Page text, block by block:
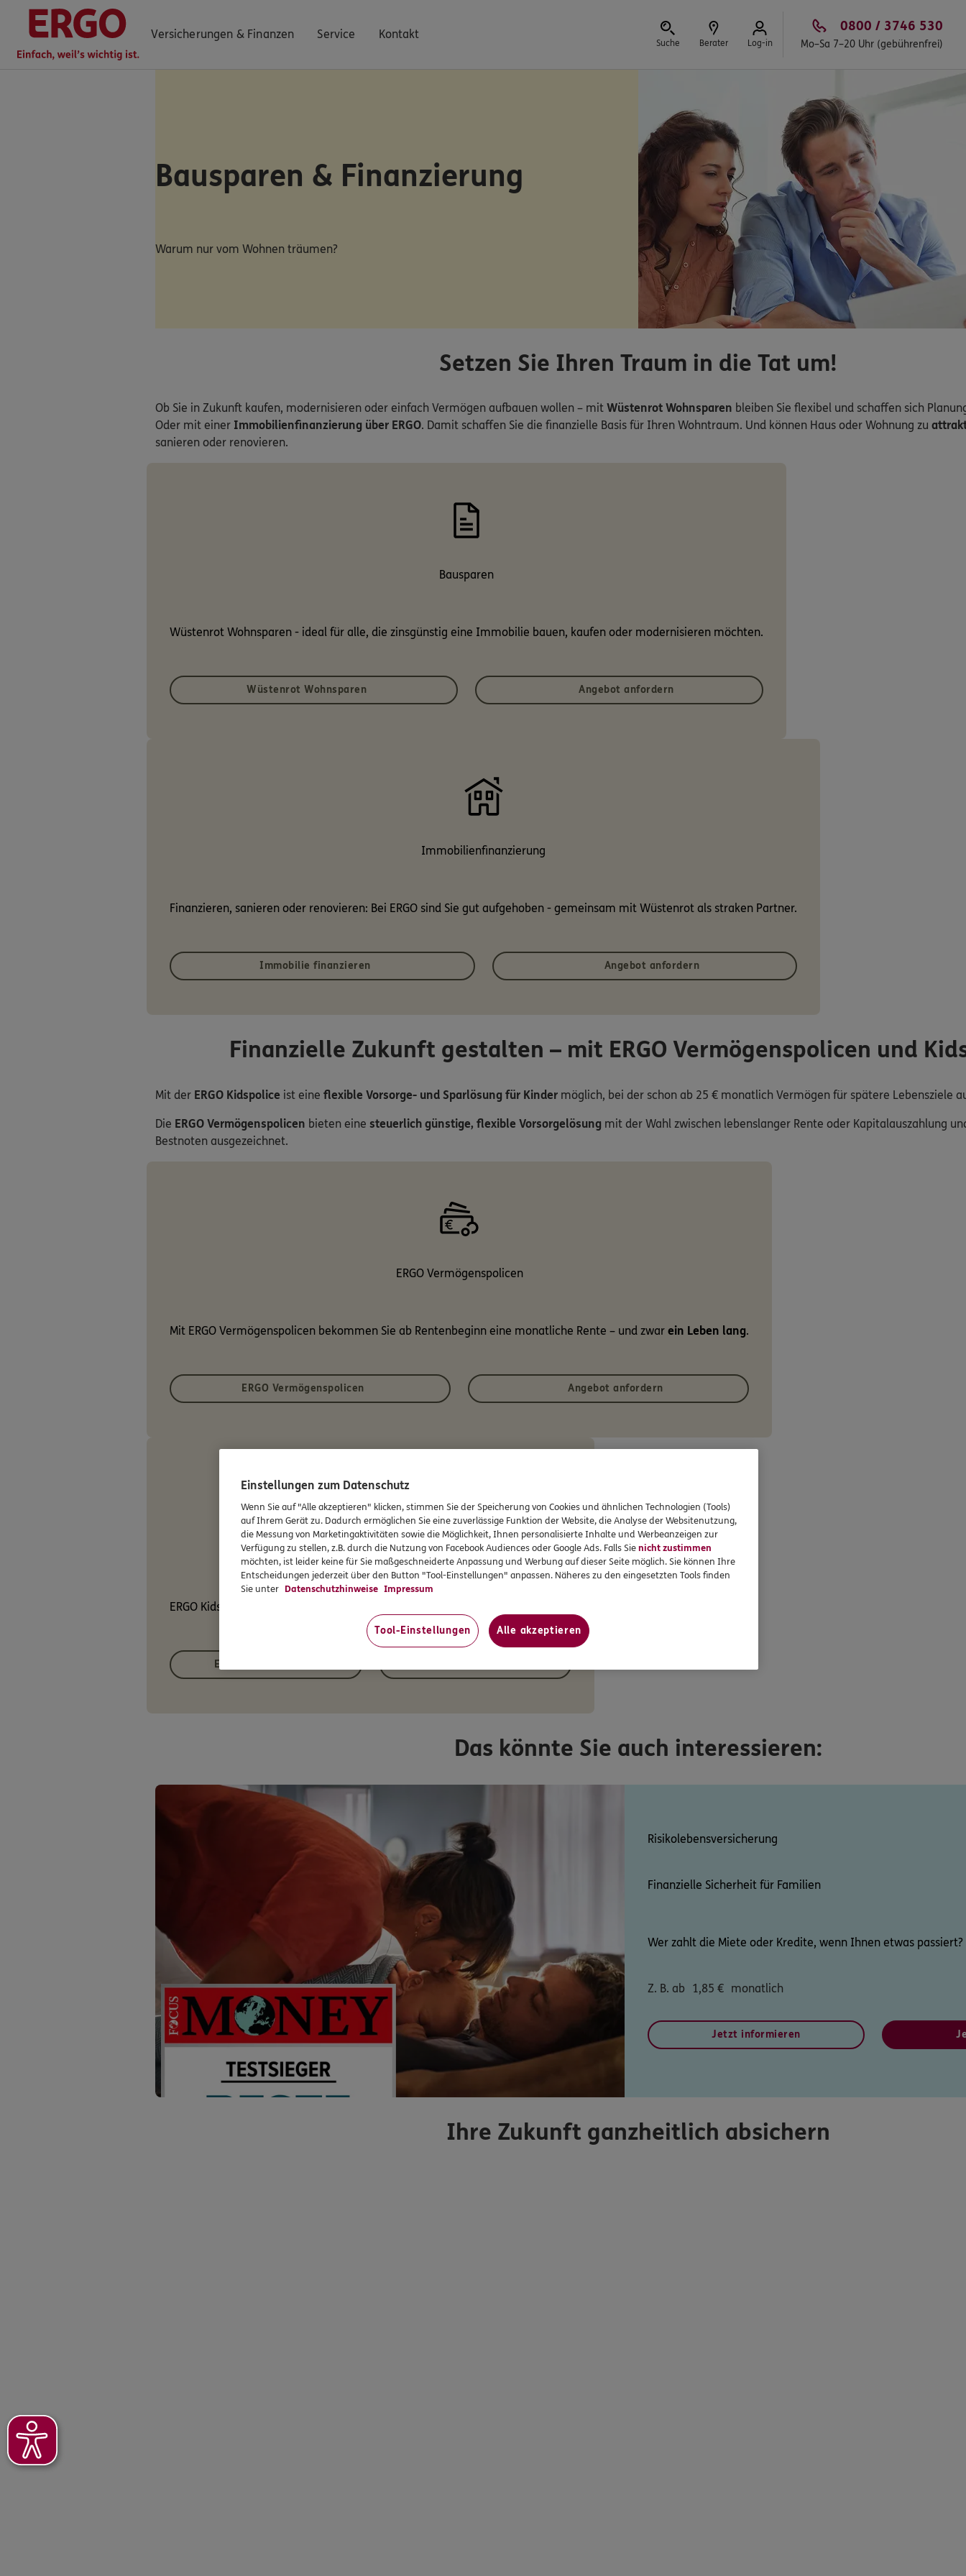
Versicherungen & Finanzen Service Kontakt
Suche Berater Log-in
0800 / 3746 530
Mo–Sa 7–20 Uhr (gebührenfrei)
ERGO Berater findenBausparen & Finanzierung
Warum nur vom Wohnen träumen?
Setzen Sie Ihren Traum in die Tat um!
Ob Sie in Zukunft kaufen, modernisieren oder einfach Vermögen aufbauen wollen – mit Wüstenrot Wohnsparen bleiben Sie flexibel und schaffen sich
Oder mit einer Immobilienfinanzierung über ERGO. Damit schaffen Sie die finanzielle Basis für Ihren Wohntraum. Und können Haus oder Wohnung zu
sanieren oder renovieren.
Bausparen
Wüstenrot Wohnsparen - ideal für alle, die zinsgünstig eine Immobilie bauen, kaufen oder modernisieren möchten.
Wüstenrot Wohnsparen Angebot anfordern
Immobilienfinanzierung
Finanzieren, sanieren oder renovieren: Bei ERGO sind Sie gut aufgehoben - gemeinsam mit Wüstenrot als straken Partner.
Immobilie finanzieren Angebot anfordern
Finanzielle Zukunft gestalten – mit ERGO Vermögenspolicen und
Mit der ERGO Kidspolice ist eine flexible Vorsorge- und Sparlösung für Kinder möglich, bei der schon ab 25 € monatlich Vermögen für spätere Lebensziele
Die ERGO Vermögenspolicen bieten eine steuerlich günstige, flexible Vorsorgelösung mit der Wahl zwischen lebenslanger Rente oder Kapitalauszahlung
Bestnoten ausgezeichnet.
ERGO Vermögenspolicen
Mit ERGO Vermögenspolicen bekommen Sie ab Rentenbeginn eine monatliche Rente – und zwar ein Leben lang.
ERGO Vermögenspolicen Angebot anfordern
ERGO Kidspolicen
ERGO Kidspolicen bieten finanzielle Vorsorge und Vermögensbildung fürs Kind.
ERGO Kidspolicen
Das könnte Sie auch interessieren:
Risikolebensversicherung
Finanzielle Sicherheit für Familien
Wer zahlt die Miete oder Kredite, wenn Ihnen etwas
Z. B. ab 1,85 € monatlich
Jetzt informieren
Ihre Zukunft ganzheitlich absichern
Einstellungen zum Datenschutz
Wenn Sie auf "Alle akzeptieren" klicken, stimmen Sie der Speicherung von Cookies und ähnlichen Technologien (Tools)
auf Ihrem Gerät zu. Dadurch ermöglichen Sie eine zuverlässige Funktion der Website, die Analyse der Websitenutzung,
die Messung von Marketingaktivitäten sowie die Möglichkeit, Ihnen personalisierte Inhalte und Werbeanzeigen zur
Verfügung zu stellen, z.B. durch die Nutzung von Facebook Audiences oder Google Ads. Falls Sienicht zustimmen
möchten, ist leider keine für Sie maßgeschneiderte Anpassung und Werbung auf dieser Seite möglich. Sie können Ihre
Entscheidungen jederzeit über den Button "Tool-Einstellungen" anpassen. Näheres zu den eingesetzten Tools finden
Sie unter Datenschutzhinweise Impressum
Tool-Einstellungen Alle akzeptieren